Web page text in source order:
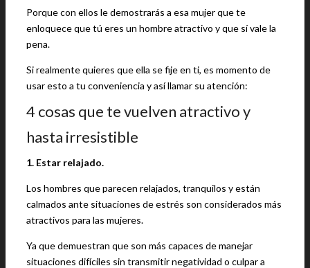
Porque con ellos le demostrarás a esa mujer que te
enloquece que tú eres un hombre atractivo y que sí vale la
pena.
Si realmente quieres que ella se fije en ti, es momento de
usar esto a tu conveniencia y así llamar su atención:
4 cosas que te vuelven atractivo y
hasta irresistible
1. Estar relajado.
Los hombres que parecen relajados, tranquilos y están
calmados ante situaciones de estrés son considerados más
atractivos para las mujeres.
Ya que demuestran que son más capaces de manejar
situaciones difíciles sin transmitir negatividad o culpar a